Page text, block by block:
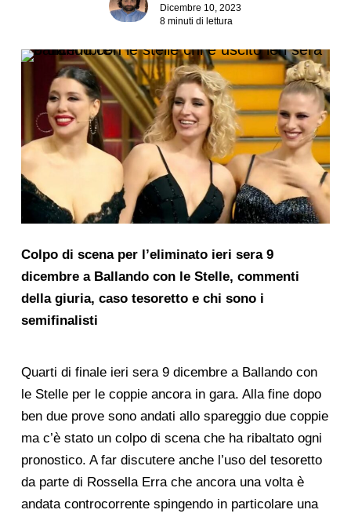
Dicembre 10, 2023
8 minuti di lettura
Colpo di scena per l’eliminato ieri sera 9
dicembre a Ballando con le Stelle, commenti
della giuria, caso tesoretto e chi sono i
semifinalisti
Quarti di finale ieri sera 9 dicembre a Ballando con
le Stelle per le coppie ancora in gara. Alla fine dopo
ben due prove sono andati allo spareggio due coppie
ma c’è stato un colpo di scena che ha ribaltato ogni
pronostico. A far discutere anche l’uso del tesoretto
da parte di Rossella Erra che ancora una volta è
andata controcorrente spingendo in particolare una